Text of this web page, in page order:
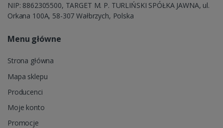
NIP: 8862305500, TARGET M. P. TURLIŃSKI SPÓŁKA JAWNA, ul.
Orkana 100A, 58-307 Wałbrzych, Polska
Menu główne
Strona główna
Mapa sklepu
Producenci
Moje konto
Promocje